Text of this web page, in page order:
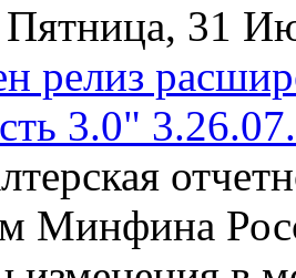
31
релиз
3.0"
Минфина